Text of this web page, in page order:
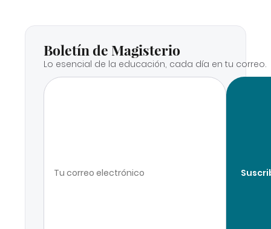
Boletín de Magisterio
Lo esencial de la educación, cada día en tu correo.